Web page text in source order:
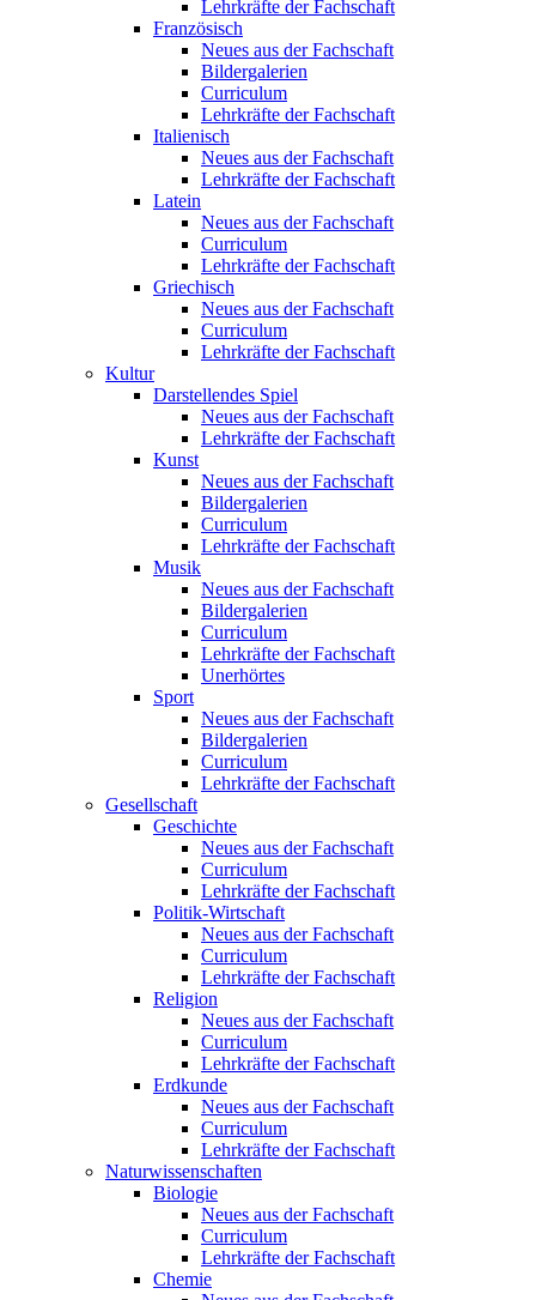
Lehrkräfte der Fachschaft
Französisch
Neues aus der Fachschaft
Bildergalerien
Curriculum
Lehrkräfte der Fachschaft
Italienisch
Neues aus der Fachschaft
Lehrkräfte der Fachschaft
Latein
Neues aus der Fachschaft
Curriculum
Lehrkräfte der Fachschaft
Griechisch
Neues aus der Fachschaft
Curriculum
Lehrkräfte der Fachschaft
Kultur
Darstellendes Spiel
Neues aus der Fachschaft
Lehrkräfte der Fachschaft
Kunst
Neues aus der Fachschaft
Bildergalerien
Curriculum
Lehrkräfte der Fachschaft
Musik
Neues aus der Fachschaft
Bildergalerien
Curriculum
Lehrkräfte der Fachschaft
Unerhörtes
Sport
Neues aus der Fachschaft
Bildergalerien
Curriculum
Lehrkräfte der Fachschaft
Gesellschaft
Geschichte
Neues aus der Fachschaft
Curriculum
Lehrkräfte der Fachschaft
Politik-Wirtschaft
Neues aus der Fachschaft
Curriculum
Lehrkräfte der Fachschaft
Religion
Neues aus der Fachschaft
Curriculum
Lehrkräfte der Fachschaft
Erdkunde
Neues aus der Fachschaft
Curriculum
Lehrkräfte der Fachschaft
Naturwissenschaften
Biologie
Neues aus der Fachschaft
Curriculum
Lehrkräfte der Fachschaft
Chemie